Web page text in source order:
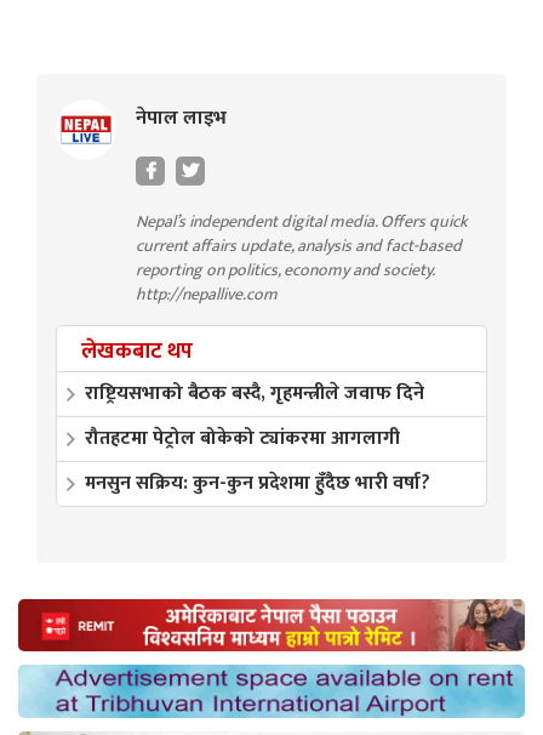
नेपाल लाइभ
Nepal’s independent digital media. Offers quick
current affairs update, analysis and fact-based
reporting on politics, economy and society.
http://nepallive.com
लेखकबाट थप
राष्ट्रियसभाको बैठक बस्दै, गृहमन्त्रीले जवाफ दिने
रौतहटमा पेट्रोल बोकेको ट्यांकरमा आगलागी
मनसुन सक्रिय: कुन-कुन प्रदेशमा हुँदैछ भारी वर्षा?